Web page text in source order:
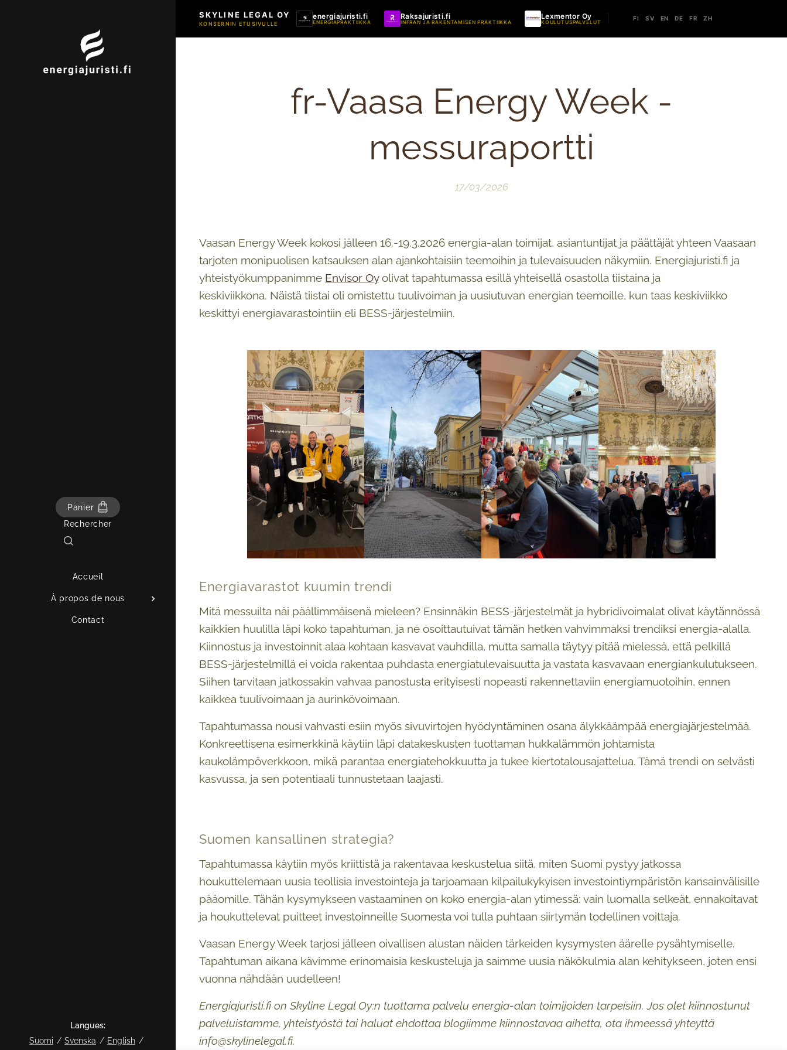
SKYLINE LEGAL OY
KONSERNIN ETUSIVULLE
energiajuristi.fi
ENERGIAPRAKTIIKKA
Raksajuristi.fi
INFRAN JA RAKENTAMISEN PRAKTIIKKA
Lexmentor Oy
KOULUTUSPALVELUT
FI SV EN DE FR ZH
Panier
Rechercher
Accueil
À propos de nous
Contact
fr-Vaasa Energy Week -
messuraportti
17/03/2026
Vaasan Energy Week kokosi jälleen 16.-19.3.2026 energia-alan toimijat, asiantuntijat ja päättäjät yhteen Vaasaan
tarjoten monipuolisen katsauksen alan ajankohtaisiin teemoihin ja tulevaisuuden näkymiin. Energiajuristi.fi ja
yhteistyökumppanimme Envisor Oyolivat tapahtumassa esillä yhteisellä osastolla tiistaina ja
keskiviikkona. Näistä tiistai oli omistettu tuulivoiman ja uusiutuvan energian teemoille, kun taas keskiviikko
keskittyi energiavarastointiin eli BESS-järjestelmiin.
Energiavarastot kuumin trendi
Mitä messuilta näi päällimmäisenä mieleen? Ensinnäkin BESS-järjestelmät ja hybridivoimalat olivat käytännössä
kaikkien huulilla läpi koko tapahtuman, ja ne osoittautuivat tämän hetken vahvimmaksi trendiksi energia-alalla.
Kiinnostus ja investoinnit alaa kohtaan kasvavat vauhdilla, mutta samalla täytyy pitää mielessä, että pelkillä
BESS-järjestelmillä ei voida rakentaa puhdasta energiatulevaisuutta ja vastata kasvavaan energiankulutukseen.
Siihen tarvitaan jatkossakin vahvaa panostusta erityisesti nopeasti rakennettaviin energiamuotoihin, ennen
kaikkea tuulivoimaan ja aurinkövoimaan.
Tapahtumassa nousi vahvasti esiin myös sivuvirtojen hyödyntäminen osana älykkäämpää energiajärjestelmää.
Konkreettisena esimerkkinä käytiin läpi datakeskusten tuottaman hukkalämmön johtamista
kaukolämpöverkkoon, mikä parantaa energiatehokkuutta ja tukee kiertotalousajattelua. Tämä trendi on selvästi
kasvussa, ja sen potentiaali tunnustetaan laajasti.
Suomen kansallinen strategia?
Tapahtumassa käytiin myös kriittistä ja rakentavaa keskustelua siitä, miten Suomi pystyy jatkossa
houkuttelemaan uusia teollisia investointeja ja tarjoamaan kilpailukykyisen investointiympäristön kansainvälisille
pääomille. Tähän kysymykseen vastaaminen on koko energia-alan ytimessä: vain luomalla selkeät, ennakoitavat
ja houkuttelevat puitteet investoinneille Suomesta voi tulla puhtaan siirtymän todellinen voittaja.
Vaasan Energy Week tarjosi jälleen oivallisen alustan näiden tärkeiden kysymysten äärelle pysähtymiselle.
Tapahtuman aikana kävimme erinomaisia keskusteluja ja saimme uusia näkökulmia alan kehitykseen, joten ensi
vuonna nähdään uudelleen!
Energiajuristi.fi on Skyline Legal Oy:n tuottama palvelu energia-alan toimijoiden tarpeisiin. Jos olet kiinnostunut
palveluistamme, yhteistyöstä tai haluat ehdottaa blogiimme kiinnostavaa aihetta, ota ihmeessä yhteyttä
info@skylinelegal.fi.
Langues
Suomi
Svenska English